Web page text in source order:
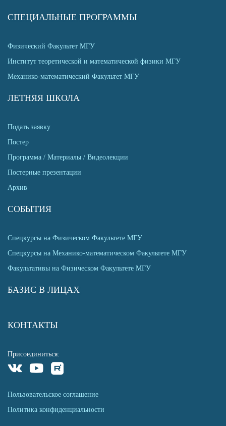
СПЕЦИАЛЬНЫЕ ПРОГРАММЫ
Физический Факультет МГУ
Институт теоретической и математической физики МГУ
Механико-математический Факультет МГУ
ЛЕТНЯЯ ШКОЛА
Подать заявку
Постер
Программа / Материалы / Видеолекции
Постерные презентации
Архив
СОБЫТИЯ
Спецкурсы на Физическом Факультете МГУ
Спецкурсы на Механико-математическом Факультете МГУ
Факультативы на Физическом Факультете МГУ
БАЗИС В ЛИЦАХ
КОНТАКТЫ
Присоединиться:
Пользовательское соглашение
Политика конфиденциальности